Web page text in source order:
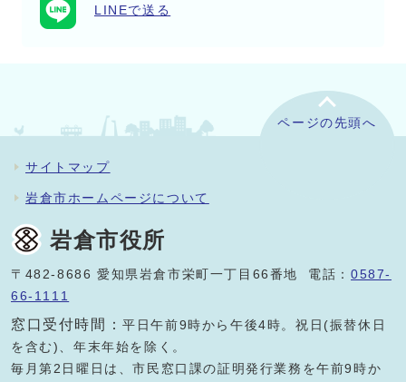
LINEで送る
ページの先頭へ
サイトマップ
岩倉市ホームページについて
岩倉市役所
〒482-8686 愛知県岩倉市栄町一丁目66番地 電話：0587-
66-1111
窓口受付時間：平日午前9時から午後4時。祝日(振替休日
を含む)、年末年始を除く。
毎月第2日曜日は、市民窓口課の証明発行業務を午前9時か